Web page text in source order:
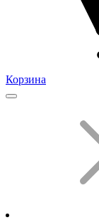
Корзина